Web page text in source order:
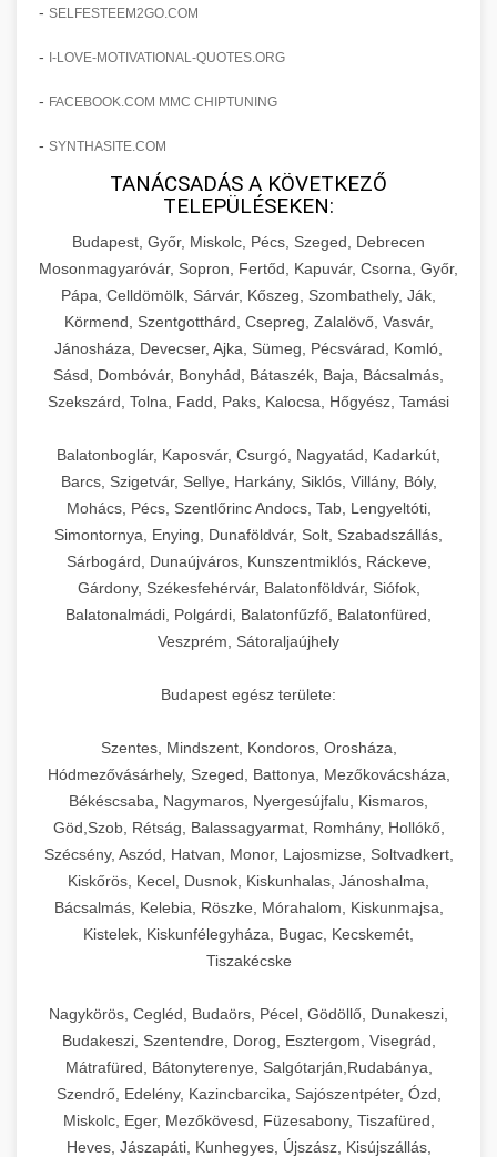
amelyek valós eredményeket hoznak.
szonyegtisztito.net
marketing stratégiai tervrajz
útjáról, bemutatva az utat a küzdő praxistól a
virágzó vállalkozásig 150%-os növekedéssel.
klinika átalakulási történet
Érdeklődés 150%-os Fokozása
Technikák és módszerek a páciensek
érdeklődésének és elkötelezettségének drámai
növeléséhez. Egy 150%-os fellendülési
esettanulmány gyakorlati betekintésekkel.
weboldal-keszites.co
elkötelezettség erősítési módszerek
🎮 19. AI Google Ads és Meta
Kampány Kezelés
Fejlett AI-alapú Google Ads és Meta hirdetési
kampánykezelés. Optimalizálja hirdetési
költségvetését gépi tanulással és
automatizálással.
aikampany.hu AI hirdetési automatizálás
🍞 20. Ipari Dagasztógép +
Professzionális ipari dagasztógépek és
tésztakeverő gépek pékségek és kereskedelmi
konyhák számára. Masszív konstrukció
megbízható teljesítményhez.
chef-iparikonyhagepek.hu
kereskedelmi tésztakeverő
🔪 21. Ipari Szeletelőgép +
Ipari hús- és sajtszeletelő gépek professzionális
élelmiszer-előkészítéshez. Precíziós vágás
állítható vastagság beállítással.
chef-iparikonyhagepek.hu
professzionális élelmiszer szeletelő
📦 22. Vákuumozó Gép +
Kereskedelmi vákuumcsomagoló berendezések
élelmiszerek tartósításához. Hosszabbítsa a
szavatossági időt és tartsa meg a termék
frissességét.
🎁 23. Vákuumfóliázó Gép +
Ipari vákuumfóliázó gépek professzionális
Hatékony lezárási és tartósítási megoldások.
chef-iparikonyhagepek.hu
kereskedelmi csomagoló gép
professzionális konyhák számára. Nagy
kapacitású sütő- és főzőberendezés precíz
hőmérséklet-szabályozással.
chef-iparikonyhagepek.hu
kereskedelmi sütősütő
❄️ 25. Ipari Hűtőszekrény +
Professzionális hűtőegységek és hűtőkamrák
kereskedelmi konyhák számára.
Energiahatékony hűtési megoldások nagy
kapacitással.
chef-iparikonyhagepek.hu
💧 26. Ipari Mosogatógép +
Kereskedelmi mosogatóberendezések nagy
forgalmú éttermi műveletekhez. Gyors tisztítási
ciklusok fertőtlenítési képességekkel.
chef-iparikonyhagepek.hu
🧀 27. Ipari Sajtreszelő Gép +
élelmiszer-előkészítéshez. Különböző reszelési
méretek különböző alkalmazásokhoz.
chef-iparikonyhagepek.hu
kereskedelmi sajtreszelő
🍳 28. Nagykonyhai
Berendezések
+
Teljes körű nagykonyhai berendezések és
professzionális vendéglátóipari kellékek.
- SELFESTEEM2GO.COM
- I-LOVE-MOTIVATIONAL-QUOTES.ORG
- FACEBOOK.COM MMC CHIPTUNING
- SYNTHASITE.COM
TANÁCSADÁS A KÖVETKEZŐ
TELEPÜLÉSEKEN:
Budapest, Győr, Miskolc, Pécs, Szeged, Debrecen
Mosonmagyaróvár, Sopron, Fertőd, Kapuvár, Csorna, Győr,
Pápa, Celldömölk, Sárvár, Kőszeg, Szombathely, Ják,
Körmend, Szentgotthárd, Csepreg, Zalalövő, Vasvár,
Jánosháza, Devecser, Ajka, Sümeg, Pécsvárad, Komló,
Sásd, Dombóvár, Bonyhád, Bátaszék, Baja, Bácsalmás,
Szekszárd, Tolna, Fadd, Paks, Kalocsa, Hőgyész, Tamási
Balatonboglár, Kaposvár, Csurgó, Nagyatád, Kadarkút,
Barcs, Szigetvár, Sellye, Harkány, Siklós, Villány, Bóly,
Mohács, Pécs, Szentlőrinc Andocs, Tab, Lengyeltóti,
Simontornya, Enying, Dunaföldvár, Solt, Szabadszállás,
Sárbogárd, Dunaújváros, Kunszentmiklós, Ráckeve,
Gárdony, Székesfehérvár, Balatonföldvár, Siófok,
Balatonalmádi, Polgárdi, Balatonfűzfő, Balatonfüred,
Veszprém, Sátoraljaújhely
Budapest egész területe:
Szentes, Mindszent, Kondoros, Orosháza,
Hódmezővásárhely, Szeged, Battonya, Mezőkovácsháza,
Békéscsaba, Nagymaros, Nyergesújfalu, Kismaros,
Göd,Szob, Rétság, Balassagyarmat, Romhány, Hollókő,
Szécsény, Aszód, Hatvan, Monor, Lajosmizse, Soltvadkert,
Kiskőrös, Kecel, Dusnok, Kiskunhalas, Jánoshalma,
Bácsalmás, Kelebia, Röszke, Mórahalom, Kiskunmajsa,
Kistelek, Kiskunfélegyháza, Bugac, Kecskemét,
Tiszakécske
Nagykörös, Cegléd, Budaörs, Pécel, Gödöllő, Dunakeszi,
Budakeszi, Szentendre, Dorog, Esztergom, Visegrád,
Mátrafüred, Bátonyterenye, Salgótarján,Rudabánya,
Szendrő, Edelény, Kazincbarcika, Sajószentpéter, Ózd,
Miskolc, Eger, Mezőkövesd, Füzesabony, Tiszafüred,
Heves, Jászapáti, Kunhegyes, Újszász, Kisújszállás,